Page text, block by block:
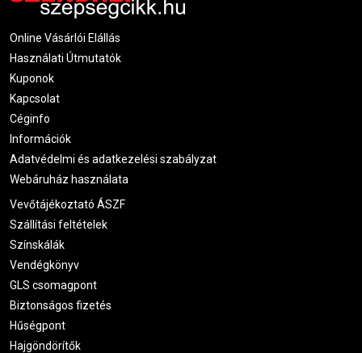
Online Vásárlói Elállás
Használati Útmutatók
Kuponok
Kapcsolat
Céginfo
Információk
Adatvédelmi és adatkezelési szabályzat
Webáruház használata
Vevőtájékoztató ÁSZF
Szállítási feltételek
Színskálák
Vendégkönyv
GLS csomagpont
Biztonságos fizetés
Hűségpont
Hajgöndörítők